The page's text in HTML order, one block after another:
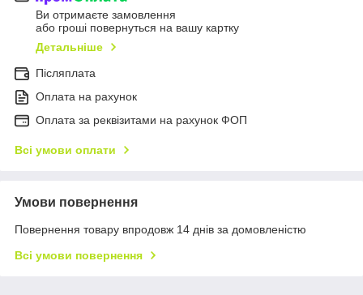
Ви отримаєте замовлення
або гроші повернуться на вашу картку
Детальніше
Післяплата
Оплата на рахунок
Оплата за реквізитами на рахунок ФОП
Всі умови оплати
Умови повернення
Повернення товару впродовж 14 днів за домовленістю
Всі умови повернення